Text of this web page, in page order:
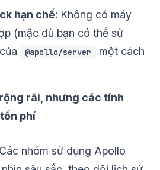
hạn chế: Không có máy
(mặc dù bạn có thể sử
@apollo/server
một cách
rãi, nhưng các tính
phí
Các nhóm sử dụng Apollo